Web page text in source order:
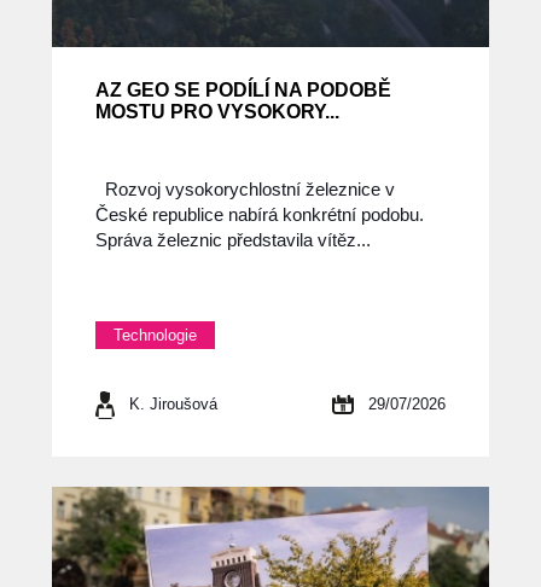
AZ GEO SE PODÍLÍ NA PODOBĚ
MOSTU PRO VYSOKORY...
Rozvoj vysokorychlostní železnice v
České republice nabírá konkrétní podobu.
Správa železnic představila vítěz...
Technologie
K. Jiroušová 29/07/2026